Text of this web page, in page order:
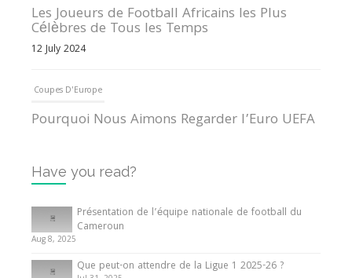
Les Joueurs de Football Africains les Plus
Célèbres de Tous les Temps
12 July 2024
Coupes D'Europe
Pourquoi Nous Aimons Regarder l’Euro UEFA
Internationales
Tout ce que vous devez savoir sur la Coupe
d’Afrique des Nations
10 May 2024
Have you read?
Présentation de l’équipe nationale de football du
Cameroun
Aug 8, 2025
Que peut-on attendre de la Ligue 1 2025-26 ?